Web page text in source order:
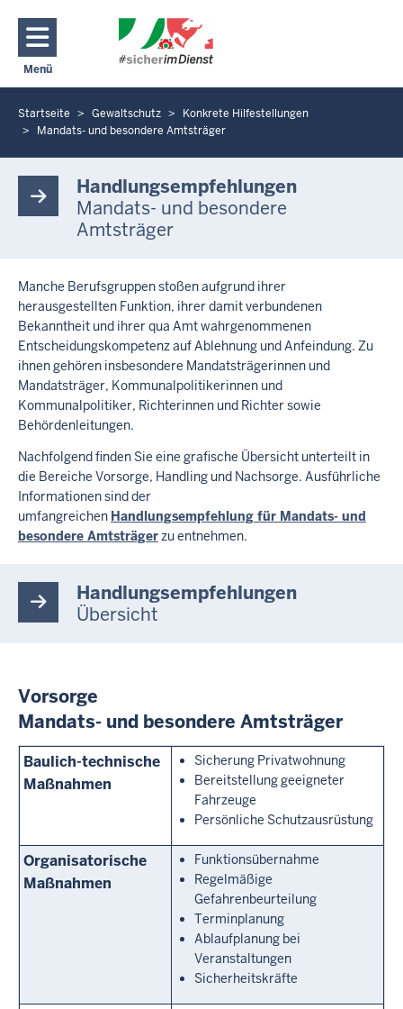
Direkt zum Inhalt
Menü
Navigation aktivieren/deaktivieren: Hauptmenü
Sie
befinden
sich
Startseite Gewaltschutz
Konkrete Hilfestellungen
Mandats- und besondere Amtsträger
M
a
d
-
u
n
d
b
e
s
o
n
d
e
r
e
A
m
s
ä
r
Handlungsempfehlungen
Mandats- und besondere
Amtsträger
Manche Berufsgruppen stoßen aufgrund ihrer
herausgestellten Funktion, ihrer damit verbundenen
Bekanntheit und ihrer qua Amt wahrgenommenen
Entscheidungskompetenz auf Ablehnung und Anfeindung. Zu
ihnen gehören insbesondere Mandatsträgerinnen und
Mandatsträger, Kommunalpolitikerinnen und
Kommunalpolitiker, Richterinnen und Richter sowie
Behördenleitungen.
Nachfolgend finden Sie eine grafische Übersicht unterteilt in
die Bereiche Vorsorge, Handling und Nachsorge. Ausführliche
Informationen sind der
umfangreichen Handlungsempfehlung für Mandats- und
besondere Amtsträgerzu entnehmen.
Handlungsempfehlungen
Übersicht
Vorsorge
Mandats- und besondere Amtsträger
Baulich-technische
Maßnahmen
Sicherung Privatwohnung
Bereitstellung geeigneter
Fahrzeuge
Persönliche Schutzausrüstung
Organisatorische
Maßnahmen
Funktionsübernahme
Regelmäßige
Gefahrenbeurteilung
Terminplanung
Ablaufplanung bei
Veranstaltungen
Sicherheitskräfte